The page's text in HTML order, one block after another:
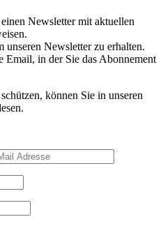
Newsletter mit aktuellen
unseren Newsletter zu erhalten.
Email, in der Sie das Abonnement
können Sie in unseren